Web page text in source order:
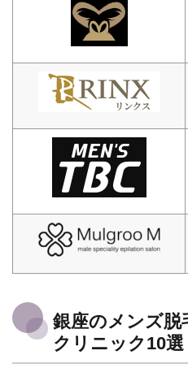
銀座のメンズ脱
クリニック10選